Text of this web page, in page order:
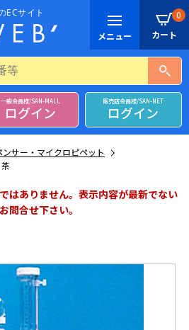
0
一般会員様/SAN-MALL
ログイン
販売店会員様/SAN-NET
ログイン
ンサー・マイクロピペット
はありません。表示内容が最新でない
問合せ下さい。